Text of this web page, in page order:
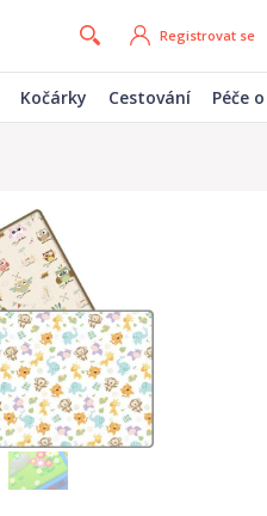
Registrovat se
Kočárky Cestování Péče